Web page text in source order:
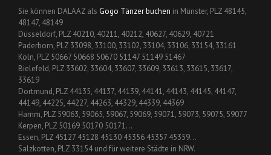
Sie können DALAAZ als Gogo Tänzer buchen in Münster, PLZ 48145,
48147, 48149
Düsseldorf, PLZ 40210, 40211, 40212, 40627, 40629, 40721
Paderborn, PLZ 33098, 33100, 33102, 33104, 33106, 33154, 33161
Köln, PLZ 50667 50668 50670 51147 51149 51467
Bielefeld, PLZ 33602, 33604, 33607, 33609, 33613, 33615, 33617,
33619
Dortmund, PLZ 44135, 44137, 44139, 44141, 44143, 44145, 44147,
44149, 44225, 44227, 44263, 44329, 44339, 44369
Hamm, PLZ 59063, 59065, 59067, 59069, 59071, 59073, 59075, 59077
Kerpen, PLZ 50169 50170 50171…
Essen, PLZ 45127 45128 45130 45356 45357 45359…
Salzkotten, PLZ 33154 und für weitere Städte in NRW.